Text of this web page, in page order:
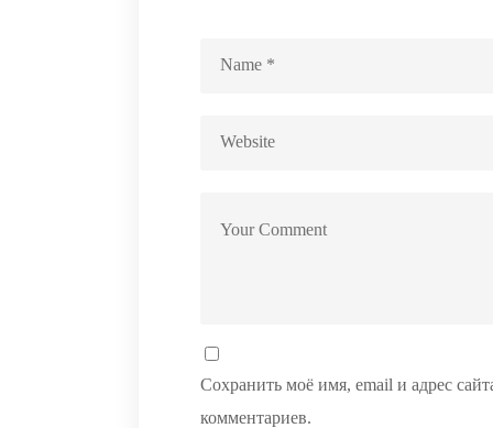
Сохранить моё имя, email и адрес
комментариев.